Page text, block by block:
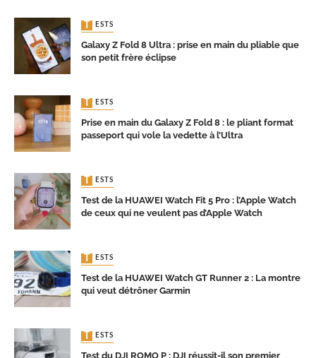
TESTS
Galaxy Z Fold 8 Ultra : prise en main du pliable que
son petit frère éclipse
TESTS
Prise en main du Galaxy Z Fold 8 : le pliant format
passeport qui vole la vedette à l’Ultra
TESTS
Test de la HUAWEI Watch Fit 5 Pro : l’Apple Watch
de ceux qui ne veulent pas d’Apple Watch
TESTS
Test de la HUAWEI Watch GT Runner 2 : La montre
qui veut détrôner Garmin
TESTS
Test du DJI ROMO P : DJI réussit-il son premier